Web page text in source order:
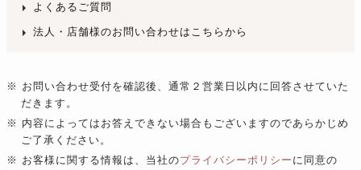
よくあるご質問
法人・店舗様のお問い合わせはこちらから
※ お問い合わせ受付を確認後、通常２営業日以内に回答させていた
だきます。
※ 内容によってはお答えできない場合もございますのであらかじめ
ご了承ください。
※ お客様に関する情報は、当社のプライバシーポリシー に同意の